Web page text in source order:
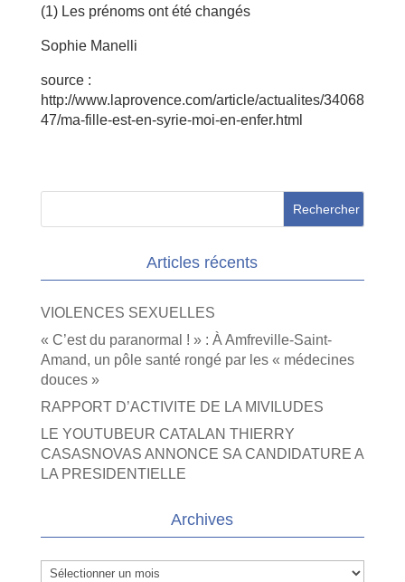
(1) Les prénoms ont été changés
Sophie Manelli
source :
http://www.laprovence.com/article/actualites/34068
47/ma-fille-est-en-syrie-moi-en-enfer.html
Articles récents
VIOLENCES SEXUELLES
« C’est du paranormal ! » : À Amfreville-Saint-
Amand, un pôle santé rongé par les « médecines
douces »
RAPPORT D’ACTIVITE DE LA MIVILUDES
LE YOUTUBEUR CATALAN THIERRY
CASASNOVAS ANNONCE SA CANDIDATURE A
LA PRESIDENTIELLE
Archives
Archives